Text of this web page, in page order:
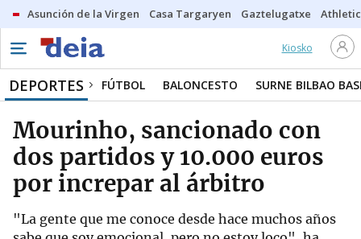
Asunción de la Virgen Casa Targaryen Gaztelugatxe Athletic
Kiosko
DEPORTES FÚTBOL BALONCESTO SURNE BILBAO
Mourinho, sancionado con
dos partidos y 10.000 euros
por increpar al árbitro
"La gente que me conoce desde hace muchos años